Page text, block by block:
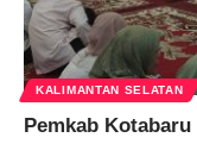
KALIMANTAN SELATAN
Pemkab